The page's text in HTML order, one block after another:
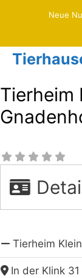
Neue
Tierheim
Tierheim
In der Klink 31